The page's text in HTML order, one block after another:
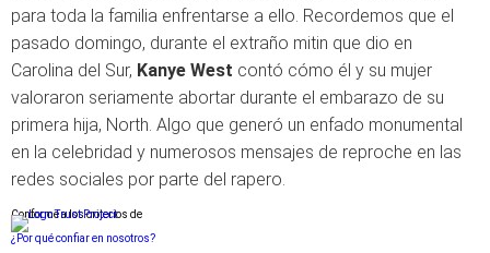
para toda la familia enfrentarse a ello. Recordemos que el
pasado domingo, durante el extraño mitin que dio en
Carolina del Sur, Kanye West contó cómo él y su mujer
valoraron seriamente abortar durante el embarazo de su
primera hija, North. Algo que generó un enfado monumental
en la celebridad y numerosos mensajes de reproche en las
redes sociales por parte del rapero.
Conforme a los criterios de
¿Por qué confiar en nosotros?